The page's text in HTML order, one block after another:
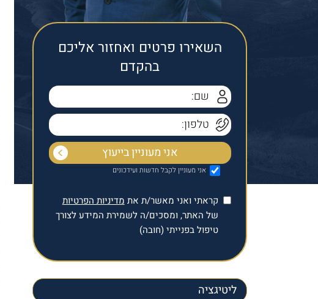
השאירו פרטים ואחזור אליכם
בהקדם
אני מעוניין לקבל חדשות ועידכונים
קראתי ואני מאשר/ת את מדיניות הפרטיות
של האתר, ומסכים/ה לשמירת המידע לצורך
טיפול בפנייתי (חובה)
ליטיגציה